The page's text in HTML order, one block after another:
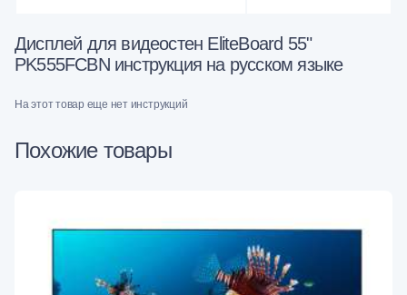
Дисплей для видеостен EliteBoard 55"
PK555FCBN инструкция на русском языке
На этот товар еще нет инструкций
Похожие товары